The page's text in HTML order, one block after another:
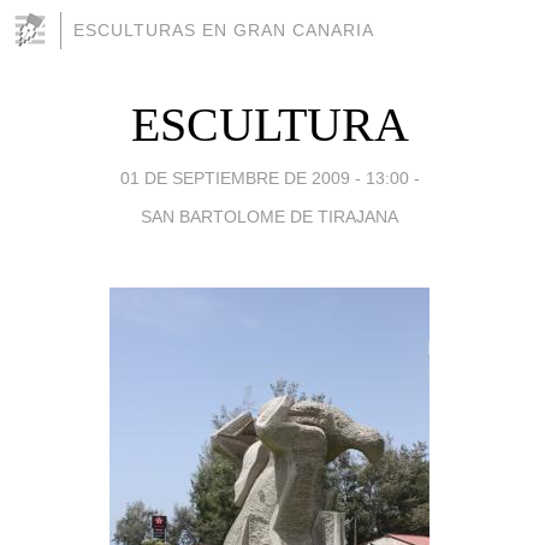
ESCULTURAS EN GRAN CANARIA
ESCULTURA
01 DE SEPTIEMBRE DE 2009 - 13:00 -
SAN BARTOLOME DE TIRAJANA